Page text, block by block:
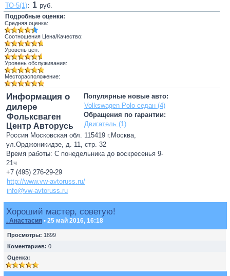
ТО-5(1): 1 руб.
Подробные оценки:
Средняя оценка:
Соотношения Цена/Качество:
Уровень цен:
Уровень обслуживания:
Месторасположение:
Популярные новые авто:
Volkswagen Polo седан (4)
Обращения по гарантии:
Двигатель (1)
Информация о
дилере
Фольксваген
Центр Авторусь
Россия Московская обл. 115419 г.Москва,
ул.Орджоникидзе, д. 11, стр. 32
Время работы: С понедельника до воскресенья 9-
21ч
+7 (495) 276-29-29
http://www.vw-avtoruss.ru/
info@vw-avtoruss.ru
Хороший мастер, советую!
. Анастасия • 25 май 2016, 16:18
Просмотры: 1899
Коментариев: 0
Оценка: